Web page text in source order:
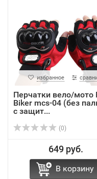
избранное
Перчатки вело/мото
Biker mcs-04 (без
с защит...
(0)
649 руб.
В корзину